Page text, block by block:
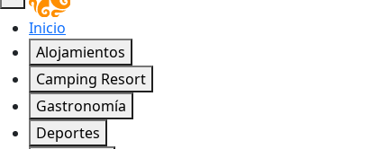
Inicio
Alojamientos
Camping Resort
Gastronomía
Deportes